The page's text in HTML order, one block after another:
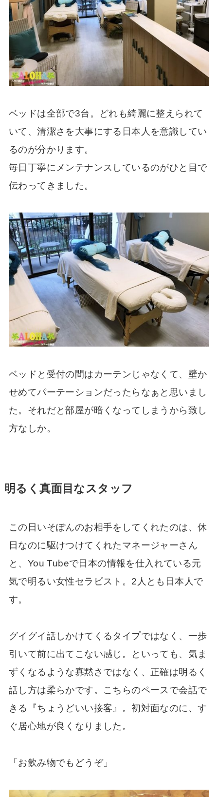
ベッドは全部で3台。どれも綺麗に整えられて
いて、清潔さを大事にする日本人を意識してい
るのが分かります。
毎日丁寧にメンテナンスしているのがひと目で
伝わってきました。
ベッドと受付の間はカーテンじゃなくて、壁か
せめてパーテーションだったらなぁと思いまし
た。それだと部屋が暗くなってしまうから致し
方なしか。
明るく真面目なスタッフ
この日いそぽんのお相手をしてくれたのは、休
日なのに駆けつけてくれたマネージャーさん
と、You Tubeで日本の情報を仕入れている元
気で明るい女性セラピスト。2人とも日本人で
す。
グイグイ話しかけてくるタイプではなく、一歩
引いて前に出てこない感じ。といっても、気ま
ずくなるような寡黙さではなく、正確は明るく
話し方は柔らかです。こちらのペースで会話で
きる『ちょうどいい接客』。初対面なのに、す
ぐ居心地が良くなりました。
「お飲み物でもどうぞ」